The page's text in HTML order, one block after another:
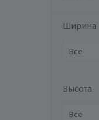
Ширина
Все
Высота
Все